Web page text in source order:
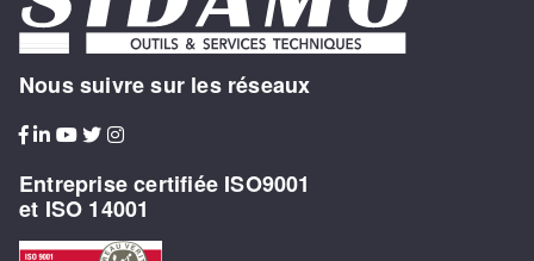
Nous suivre sur les réseaux
Entreprise certifiée ISO9001
et ISO 14001